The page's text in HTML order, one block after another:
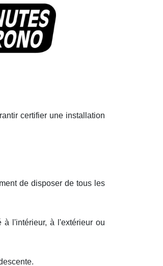
certifier une installation
de disposer de tous les
l'intérieur, à l'extérieur ou